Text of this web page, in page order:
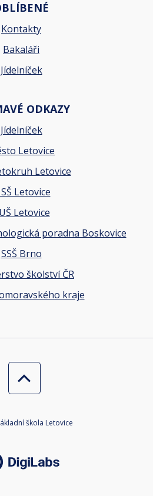
Kontakty
Bakaláři
Jídelníček
ODKAZY
Jídelníček
Letovice
Letovice
Letovice
Letovice
poradna Boskovice
SSŠ Brno
školství ČR
kraje
škola Letovice